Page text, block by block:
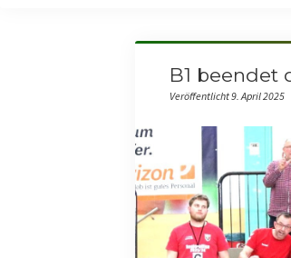
B1 beendet
Veröffentlicht 9. April 2025